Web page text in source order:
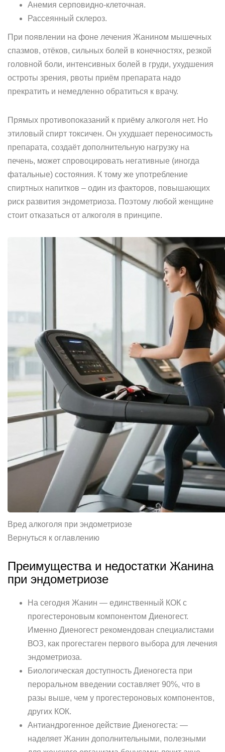
Анемия серповидно-клеточная.
Рассеянный склероз.
При появлении на фоне лечения Жанином мышечных
спазмов, отёков, сильных болей в конечностях, резкой
головной боли, интенсивных болей в груди, ухудшения
остроты зрения, рвоты приём препарата надо
прекратить и немедленно обратиться к врачу.
Прямых противопоказаний к приёму алкоголя нет. Но
этиловый спирт токсичен. Он ухудшает переносимость
препарата, создаёт дополнительную нагрузку на
печень, может спровоцировать негативные (иногда
фатальные) состояния. К тому же употребление
спиртных напитков – один из факторов, повышающих
риск развития эндометриоза. Поэтому любой женщине
стоит отказаться от алкоголя в принципе.
Вред алкоголя при эндометриозе
Вернуться к оглавлению
Преимущества и недостатки Жанина
при эндометриозе
На сегодня Жанин — единственный КОК с
прогестероновым компонентом Диеногест.
Именно Диеногест рекомендован специалистами
ВОЗ, как прогестаген первого выбора для лечения
эндометриоза.
Биологическая доступность Диеногеста при
пероральном введении составляет 90%, что в
разы выше, чем у прогестероновых компонентов,
других КОК.
Антиандрогенное действие Диеногеста: —
наделяет Жанин дополнительными, полезными